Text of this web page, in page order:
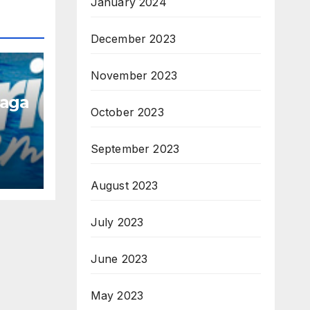
December 2023
November 2023
October 2023
September 2023
August 2023
July 2023
June 2023
May 2023